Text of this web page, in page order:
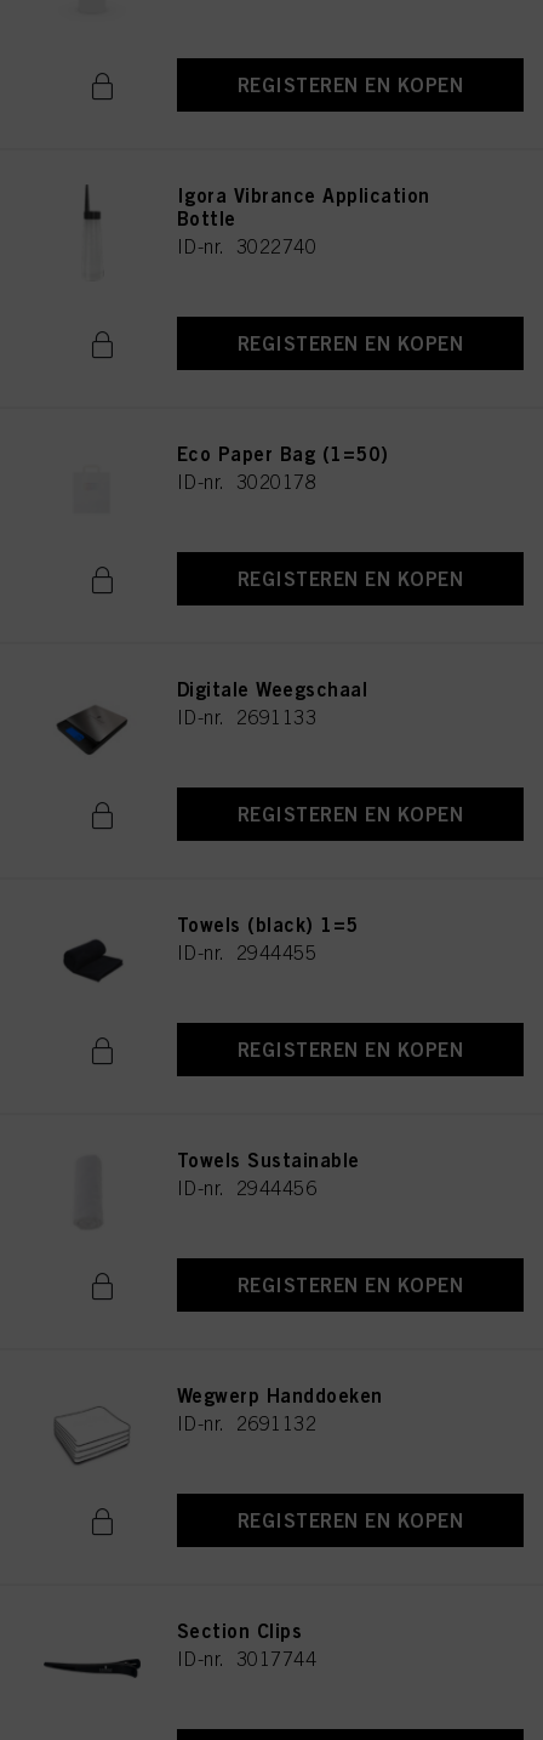
REGISTEREN EN KOPEN
Igora Vibrance Application
Bottle
ID-nr. 3022740
REGISTEREN EN KOPEN
Eco Paper Bag (1=50)
ID-nr. 3020178
REGISTEREN EN KOPEN
Digitale Weegschaal
ID-nr. 2691133
REGISTEREN EN KOPEN
Towels (black) 1=5
ID-nr. 2944455
REGISTEREN EN KOPEN
Towels Sustainable
ID-nr. 2944456
REGISTEREN EN KOPEN
Wegwerp Handdoeken
ID-nr. 2691132
REGISTEREN EN KOPEN
Section Clips
ID-nr. 3017744